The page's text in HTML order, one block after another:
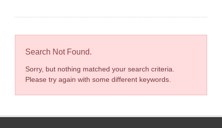
Search Not Found.
Sorry, but nothing matched your search criteria.
Please try again with some different keywords.